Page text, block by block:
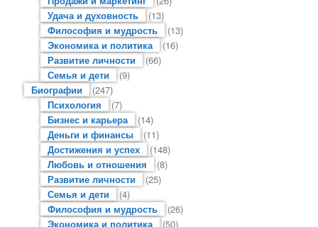
Удача и духовность
(13)
Философия и мудрость
(13)
Экономика и политика
(16)
Развитие личности
(66)
Семья и дети
(9)
Биографии
(247)
Психология
(7)
Бизнес и карьера
(14)
Деньги и финансы
(11)
Достижения и успех
(148)
Любовь и отношения
(8)
Развитие личности
(25)
Семья и дети
(4)
Философия и мудрость
(26)
Экономика и политика
(50)